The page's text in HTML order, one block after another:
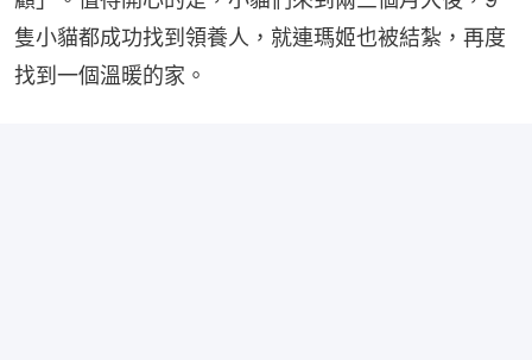
隻小貓都成功找到領養人，就連瑪姬也被結紮，再度
找到一個溫暖的家。